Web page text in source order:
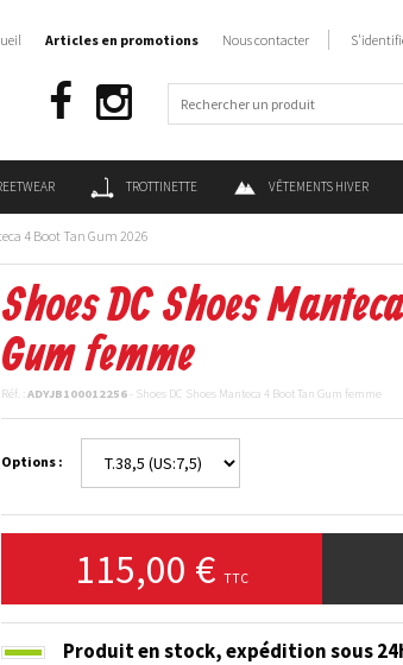
TROTTINETTE VÊTEMENTS HIVER
Articles en promotions Nous contacter
4 Boot Tan Gum 2026
Shoes DC Shoes
Gum femme
Réf. :ADYJB100012256 - Shoes DC Shoes Manteca 4 Boot Tan Gum femme
Options :
115,00 € TTC
Produit en stock,expédition sous